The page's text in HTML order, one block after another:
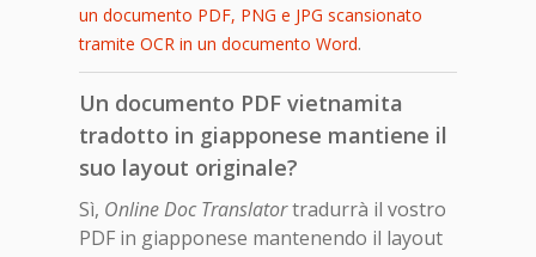
un documento PDF, PNG e JPG scansionato
tramite OCR in un documento Word.
Un documento PDF vietnamita
tradotto in giapponese mantiene il
suo layout originale?
Sì, Online Doc Translatortradurrà il vostro
PDF in giapponese mantenendo il layout